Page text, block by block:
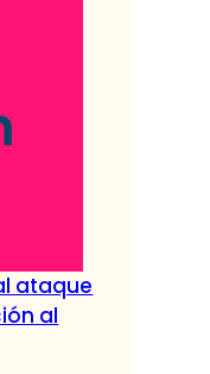
ataque
al